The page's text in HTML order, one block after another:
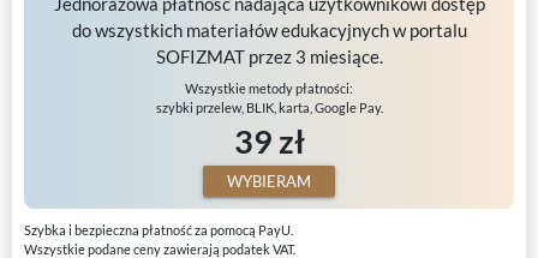
do wszystkich materiałów edukacyjnych w portalu
SOFIZMAT przez 3 miesiące.
Wszystkie metody płatności:
szybki przelew, BLIK, karta, Google Pay.
39 zł
WYBIERAM
Szybka i bezpieczna płatność za pomocą PayU.
Wszystkie podane ceny zawierają podatek VAT.